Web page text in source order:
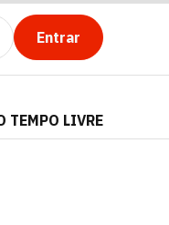
Entrar
TEMPO LIVRE